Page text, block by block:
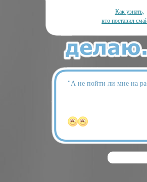
Как узнать,
кто поставил
"А не пойти ли мне на